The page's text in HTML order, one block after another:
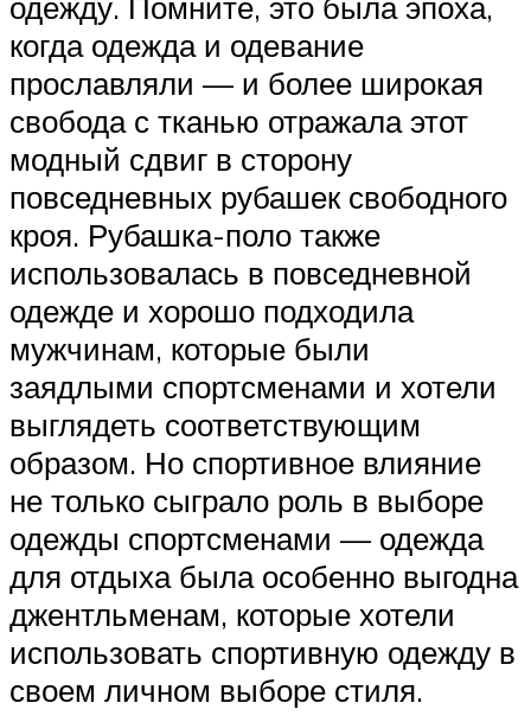
когда одежда и одевание
прославляли — и более широкая
свобода с тканью отражала этот
модный сдвиг в сторону
повседневных рубашек свободного
кроя. Рубашка-поло также
использовалась в повседневной
одежде и хорошо подходила
мужчинам, которые были
заядлыми спортсменами и хотели
выглядеть соответствующим
образом. Но спортивное влияние
не только сыграло роль в выборе
одежды спортсменами — одежда
для отдыха была особенно выгодна
джентльменам, которые хотели
использовать спортивную одежду в
своем личном выборе стиля.